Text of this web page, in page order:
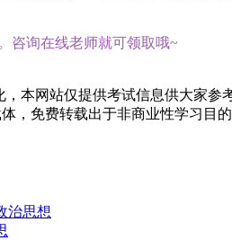
咨询在线老师就可领取哦~
本网站仅提供考试信息供大家参
，免费转载出于非商业性学习目
治思想